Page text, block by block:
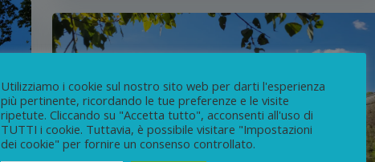
Utilizziamo i cookie sul nostro sito web per darti l'esperienza
più pertinente, ricordando le tue preferenze e le visite
ripetute. Cliccando su "Accetta tutto", acconsenti all'uso di
TUTTI i cookie. Tuttavia, è possibile visitare "Impostazioni
dei cookie" per fornire un consenso controllato.